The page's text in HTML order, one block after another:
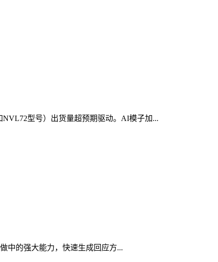
型号）出货量超预期驱动。AI模子加...
中的强大能力，快速生成回应方...